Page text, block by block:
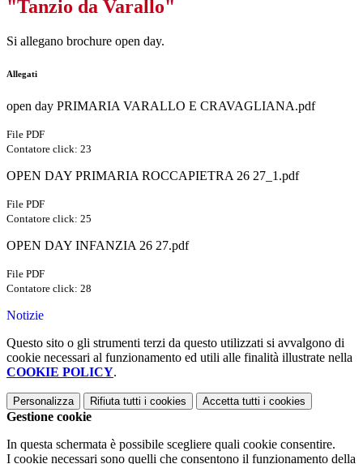
"Tanzio da Varallo"
Si allegano brochure open day.
Allegati
open day PRIMARIA VARALLO E CRAVAGLIANA.pdf
File PDF
Contatore click: 23
OPEN DAY PRIMARIA ROCCAPIETRA 26 27_1.pdf
File PDF
Contatore click: 25
OPEN DAY INFANZIA 26 27.pdf
File PDF
Contatore click: 28
Notizie
Questo sito o gli strumenti terzi da questo utilizzati si avvalgono di
cookie necessari al funzionamento ed utili alle finalità illustrate nella
COOKIE POLICY.
Personalizza Rifiuta tutti i cookies Accetta tutti i cookies
Gestione cookie
In questa schermata è possibile scegliere quali cookie consentire.
I cookie necessari sono quelli che consentono il funzionamento della